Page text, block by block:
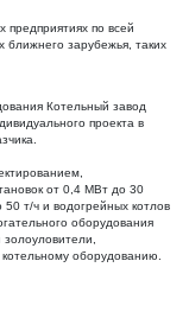
по всей
ближнего зарубежья, таких
Котельный завод
проекта в
от 0,4 МВт до 30
т/ч и водогрейных котлов
оборудования
оборудованию.